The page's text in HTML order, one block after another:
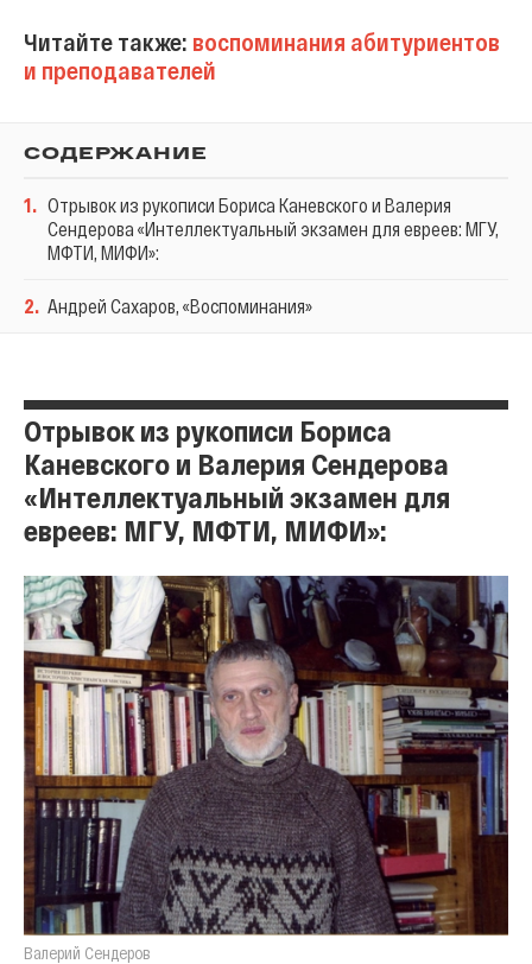
Читайте также: воспоминания абитуриентов
и преподавателей
СОДЕРЖАНИЕ
1. Отрывок из рукописи Бориса Каневского и Валерия
Сендерова «Интеллектуальный экзамен для евреев: МГУ,
МФТИ, МИФИ»:
2. Андрей Сахаров, «Воспоминания»
Отрывок из рукописи Бориса
Каневского и Валерия Сендерова
«Интеллектуальный экзамен для
евреев: МГУ, МФТИ, МИФИ»:
Валерий Сендеров